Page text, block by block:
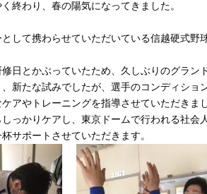
終わり、春の陽気になってきました。
して携わらせていただいている信越硬式野
日とかぶっていたため、久しぶりのグランド
新たな試みでしたが、選手のコンディショ
アやトレーニングを指導させていただきまし
っかりケアし、東京ドームで行われる社会
サポートさせていただきます。